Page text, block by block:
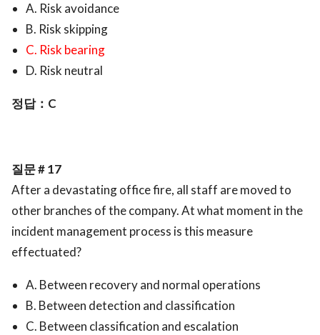
A. Risk avoidance
B. Risk skipping
C. Risk bearing
D. Risk neutral
정답：C
질문 # 17
After a devastating office fire, all staff are moved to
other branches of the company. At what moment in the
incident management process is this measure
effectuated?
A. Between recovery and normal operations
B. Between detection and classification
C. Between classification and escalation